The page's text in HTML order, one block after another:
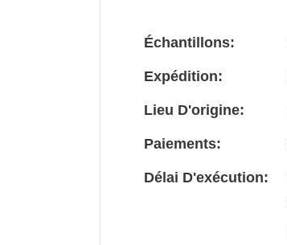
Échantillons:
Expédition:
Lieu D'origine:
Paiements:
Délai D'exécution: